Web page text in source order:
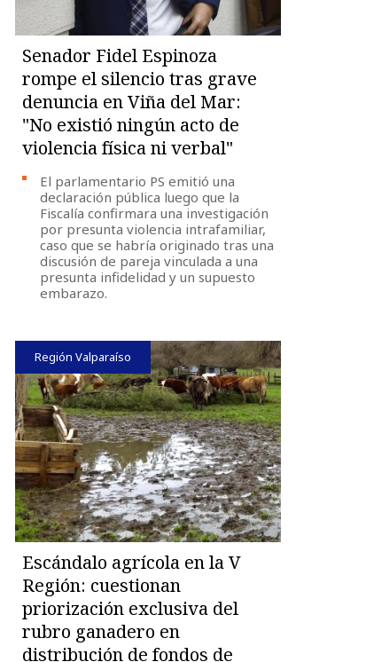
Senador Fidel Espinoza
rompe el silencio tras grave
denuncia en Viña del Mar:
"No existió ningún acto de
violencia física ni verbal"
El parlamentario PS emitió una
declaración pública luego que la
Fiscalía confirmara una investigación
por presunta violencia intrafamiliar,
caso que se habría originado tras una
discusión de pareja vinculada a una
presunta infidelidad y un supuesto
embarazo.
Región Valparaíso
Escándalo agrícola en la V
Región: cuestionan
priorización exclusiva del
rubro ganadero en
distribución de fondos de